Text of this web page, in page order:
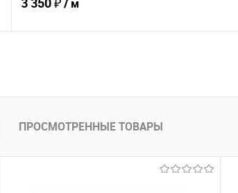
/ м
Купить в 1 клик
К сравнению
В избранное
В наличии
ПРОСМОТРЕННЫЕ ТОВАРЫ